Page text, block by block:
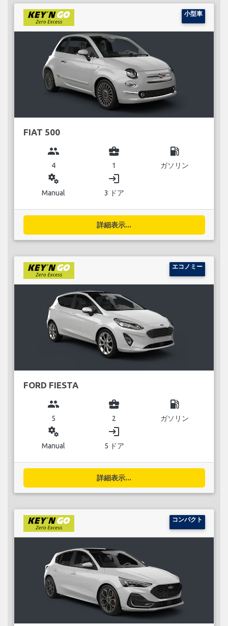
小型車
FIAT 500
group
4
business_center
1
local_gas_station
ガソリン
miscellaneous_services
Manual
login
3 ドア
詳細表示...
エコノミー
FORD FIESTA
group
5
business_center
2
local_gas_station
ガソリン
miscellaneous_services
Manual
login
5 ドア
詳細表示...
コンパクト